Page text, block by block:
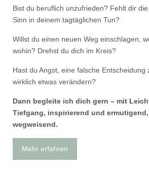
Bist du beruflich unzufrieden? Fehlt dir
Sinn in deinem tagtäglichen Tun?
Willst du einen neuen Weg einschlagen,
wohin? Drehst du dich im Kreis?
Hast du Angst, eine falsche Entscheidung
wirklich etwas verändern?
Dann begleite ich dich gern – mit
Tiefgang, inspirierend und
wegweisend.
Mehr erfahren